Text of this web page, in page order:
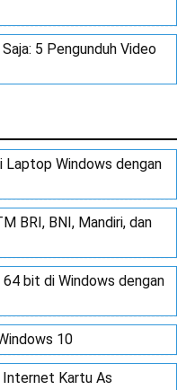
5 Pengunduh Video
Laptop Windows dengan
BRI, BNI, Mandiri, dan
bit di Windows dengan
10
Internet Kartu As